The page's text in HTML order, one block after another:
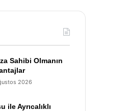
Sahibi Olmanın
2026
ile Ayrıcalıklı